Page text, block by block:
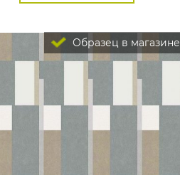
Образец в магазине